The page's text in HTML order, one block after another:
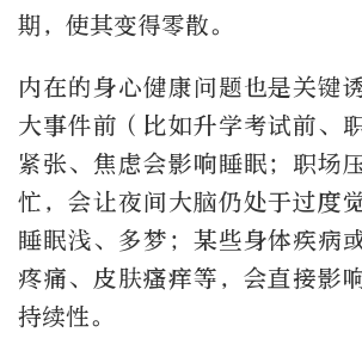
期，使其变得零散。
内在的身心健康问题也是关键
大事件前（比如升学考试前、
紧张、焦虑会影响睡眠；职场
忙，会让夜间大脑仍处于过度
睡眠浅、多梦；某些身体疾病
疼痛、皮肤瘙痒等，会直接影
持续性。